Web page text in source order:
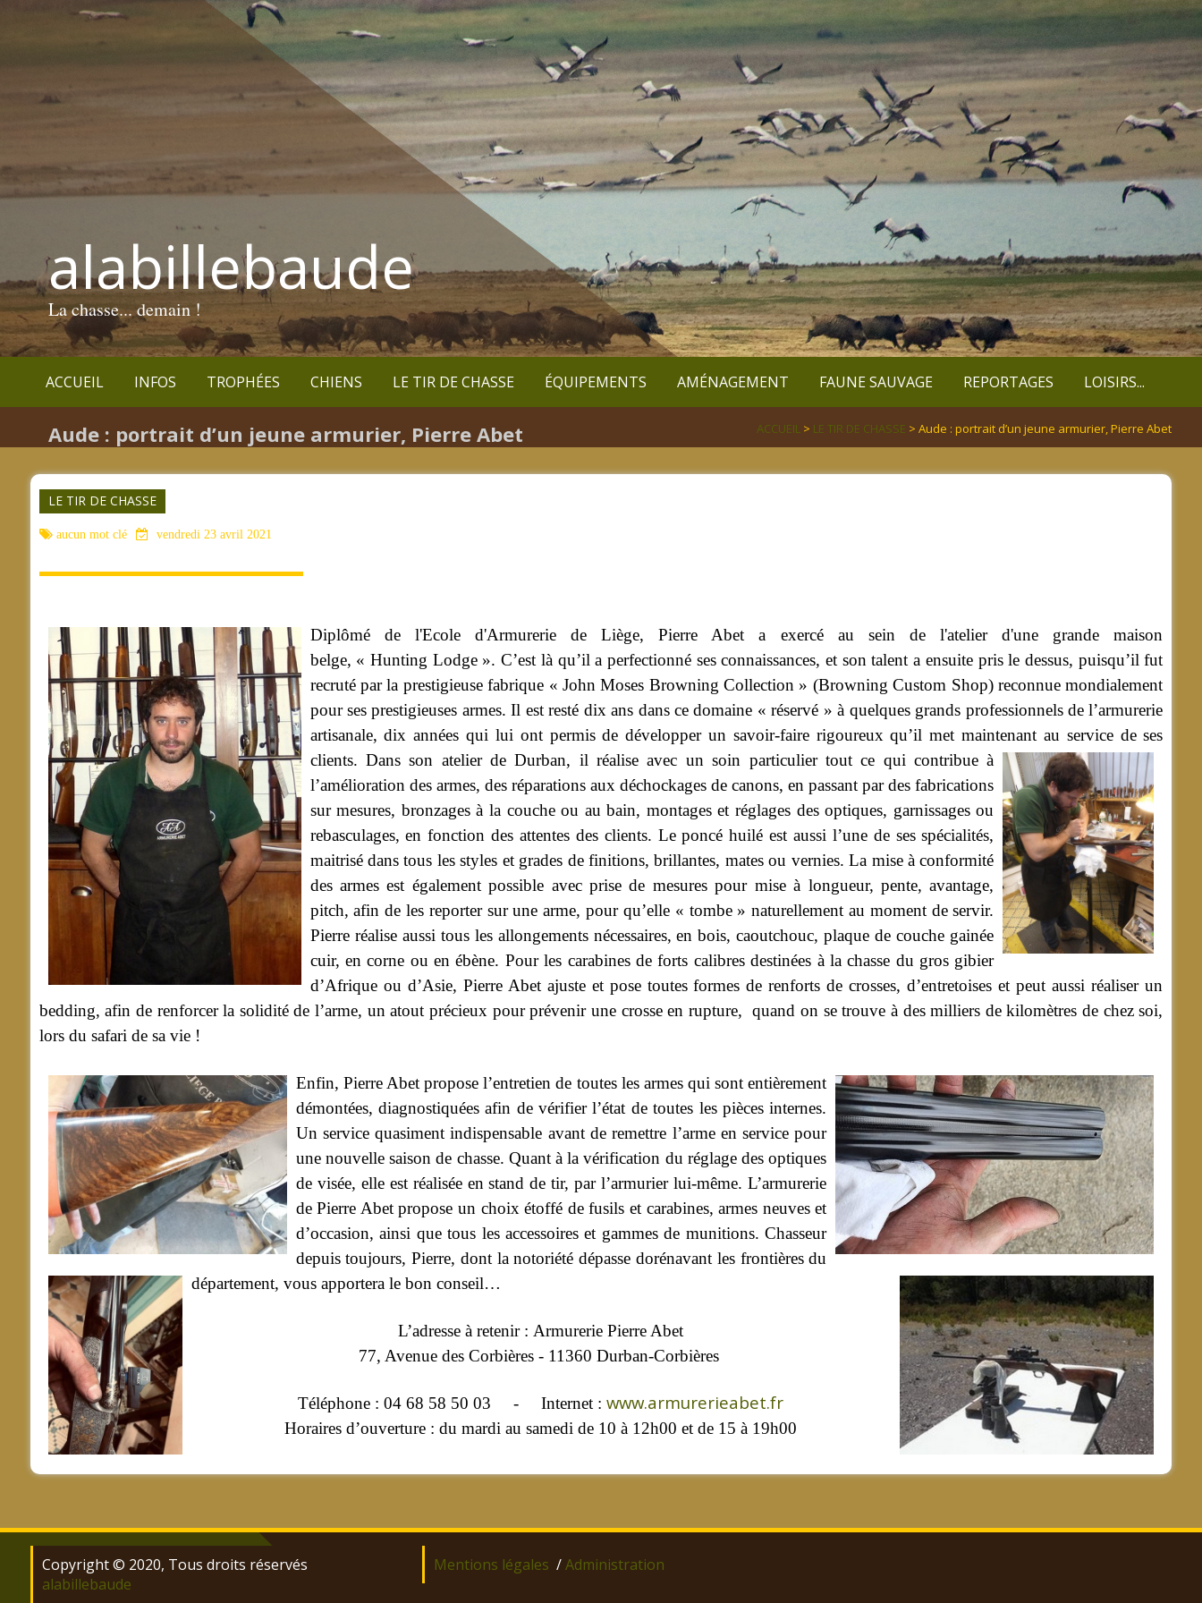
alabillebaude
La chasse... demain !
ACCUEIL INFOS TROPHÉES CHIENS LE TIR DE CHASSE ÉQUIPEMENTS AMÉNAGEMENT FAUNE SAUVAGE REPORTAGES LOISIRS...
Aude : portrait d’un jeune armurier, Pierre Abet ACCUEIL > LE TIR DE CHASSE > Aude : portrait d’un jeune armurier, Pierre Abet
LE TIR DE CHASSE
aucun mot clé vendredi 23 avril 2021
Diplômé de l'Ecole d'Armurerie de Liège, Pierre Abet a exercé au sein de l'atelier d'une grande maison
belge, « Hunting Lodge ». C’est là qu’il a perfectionné ses connaissances, et son talent a ensuite pris le dessus, puisqu’il fut
recruté par la prestigieuse fabrique « John Moses Browning Collection » (Browning Custom Shop) reconnue mondialement
pour ses prestigieuses armes. Il est resté dix ans dans ce domaine « réservé » à quelques grands professionnels de l’armurerie
artisanale, dix années qui lui ont permis de développer un savoir-faire rigoureux qu’il met maintenant au service de ses
clients. Dans son atelier de Durban, il réalise avec un soin particulier tout ce qui contribue à
l’amélioration des armes, des réparations aux déchockages de canons, en passant par des fabrications
sur mesures, bronzages à la couche ou au bain, montages et réglages des optiques, garnissages ou
rebasculages, en fonction des attentes des clients. Le poncé huilé est aussi l’une de ses spécialités,
maitrisé dans tous les styles et grades de finitions, brillantes, mates ou vernies. La mise à conformité
des armes est également possible avec prise de mesures pour mise à longueur, pente, avantage,
pitch, afin de les reporter sur une arme, pour qu’elle « tombe » naturellement au moment de servir.
Pierre réalise aussi tous les allongements nécessaires, en bois, caoutchouc, plaque de couche gainée
cuir, en corne ou en ébène. Pour les carabines de forts calibres destinées à la chasse du gros gibier
d’Afrique ou d’Asie, Pierre Abet ajuste et pose toutes formes de renforts de crosses, d’entretoises et peut aussi réaliser un
bedding, afin de renforcer la solidité de l’arme, un atout précieux pour prévenir une crosse en rupture, quand on se trouve à des milliers de kilomètres de chez soi,
lors du safari de sa vie !
Enfin, Pierre Abet propose l’entretien de toutes les armes qui sont entièrement
démontées, diagnostiquées afin de vérifier l’état de toutes les pièces internes.
Un service quasiment indispensable avant de remettre l’arme en service pour
une nouvelle saison de chasse. Quant à la vérification du réglage des optiques
de visée, elle est réalisée en stand de tir, par l’armurier lui-même. L’armurerie
de Pierre Abet propose un choix étoffé de fusils et carabines, armes neuves et
d’occasion, ainsi que tous les accessoires et gammes de munitions. Chasseur
depuis toujours, Pierre, dont la notoriété dépasse dorénavant les frontières du
département, vous apportera le bon conseil…
L’adresse à retenir : Armurerie Pierre Abet
77, Avenue des Corbières - 11360 Durban-Corbières
Téléphone : 04 68 58 50 03 -Internet :www.armurerieabet.fr
Horaires d’ouverture : du mardi au samedi de 10 à 12h00 et de 15 à 19h00
Copyright © 2020, Tous droits réservés
alabillebaude
Mentions légales /Administration